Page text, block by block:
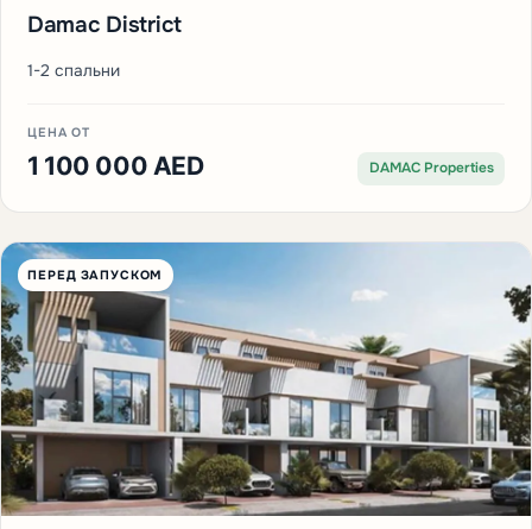
Damac District
1-2 спальни
ЦЕНА ОТ
1 100 000 AED DAMAC Properties
ПЕРЕД ЗАПУСКОМ